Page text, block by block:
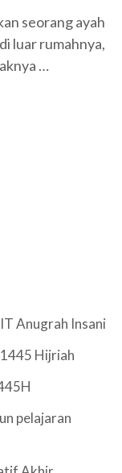
seorang ayah
luar rumahnya,
…
Anugrah Insani
Hijriah
pelajaran